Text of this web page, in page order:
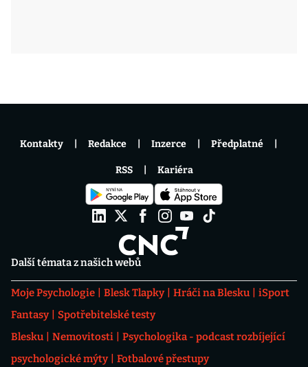
Další témata z našich webů
Moje Psychologie Blesk Tlapky Hráči na Blesku
iSport
Fantasy
Spotřebitelské testy
Blesku
Nemovitosti
Psychologika - podcast rozbíjející
psychologické mýty
Fotbalové přestupy
Kontakty Redakce Inzerce Předplatné
RSS Kariéra